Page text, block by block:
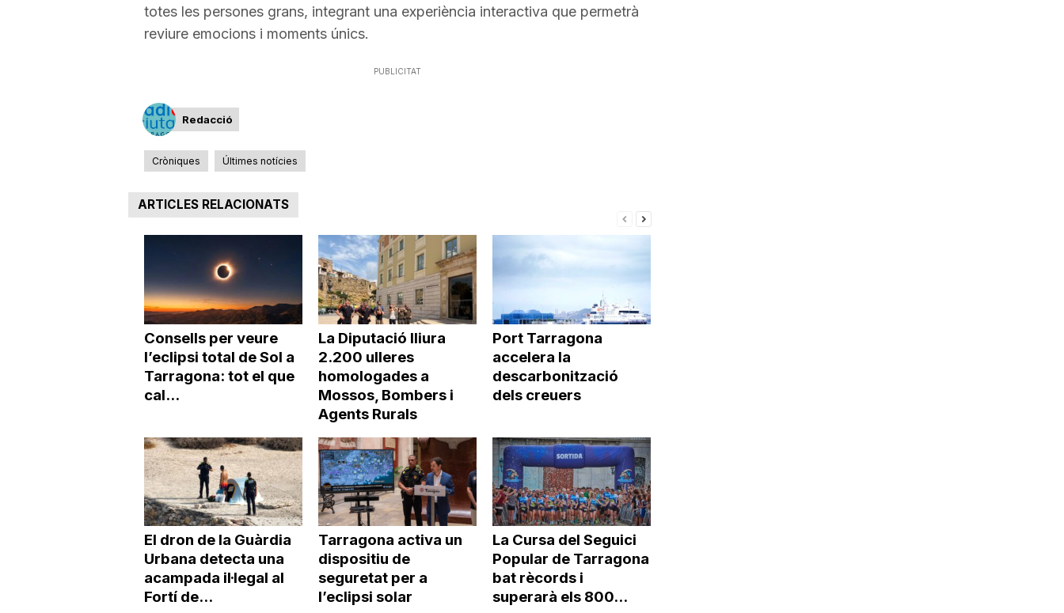
totes les persones grans, integrant una experiència interactiva que permetrà
reviure emocions i moments únics.
PUBLICITAT
Redacció
Cròniques Últimes notícies
ARTICLES RELACIONATS
Consells per veure
l’eclipsi total de Sol a
Tarragona: tot el que
cal...
La Diputació lliura
2.200 ulleres
homologades a
Mossos, Bombers i
Agents Rurals
Port Tarragona
accelera la
descarbonització
dels creuers
El dron de la Guàrdia
Urbana detecta una
acampada il·legal al
Fortí de...
Tarragona activa un
dispositiu de
seguretat per a
l’eclipsi solar
La Cursa del Seguici
Popular de Tarragona
bat rècords i
superarà els 800...